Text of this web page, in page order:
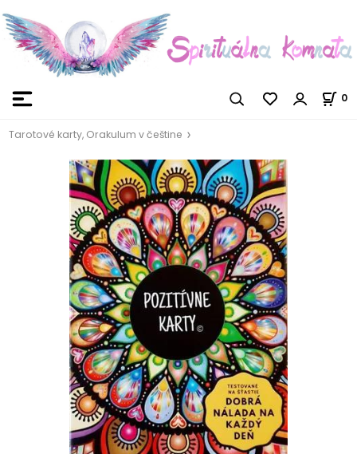
0
Tarotové karty, Orakulum v češtine